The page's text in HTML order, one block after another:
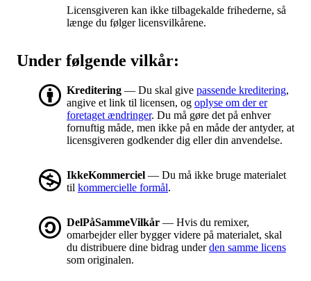
Licensgiveren kan ikke tilbagekalde frihederne, så
længe du følger licensvilkårene.
Under følgende vilkår:
Kreditering — Du skal give passende kreditering,
angive et link til licensen, og oplyse om der er
foretaget ændringer. Du må gøre det på enhver
fornuftig måde, men ikke på en måde der antyder, at
licensgiveren godkender dig eller din anvendelse.
IkkeKommerciel — Du må ikke bruge materialet
til kommercielle formål.
DelPåSammeVilkår — Hvis du remixer,
omarbejder eller bygger videre på materialet, skal
du distribuere dine bidrag underden samme licens
som originalen.